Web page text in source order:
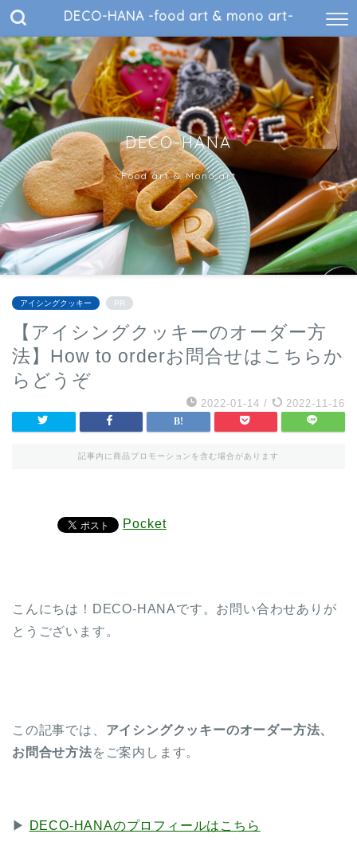
DECO-HANA -food art & mono art-
DECO-HANA
Food art & Mono art
アイシングクッキー PR
【アイシングクッキーのオーダー方
法】How to orderお問合せはこちらか
らどうぞ
2022-01-14 / 2022-11-16
記事内に商品プロモーションを含む場合があります
Pocket
こんにちは！DECO-HANAです。お問い合わせありが
とうございます。
この記事では、 アイシングクッキーのオーダー方法、
お問合せ方法をご案内します。
▶︎ DECO-HANAのプロフィールはこちら